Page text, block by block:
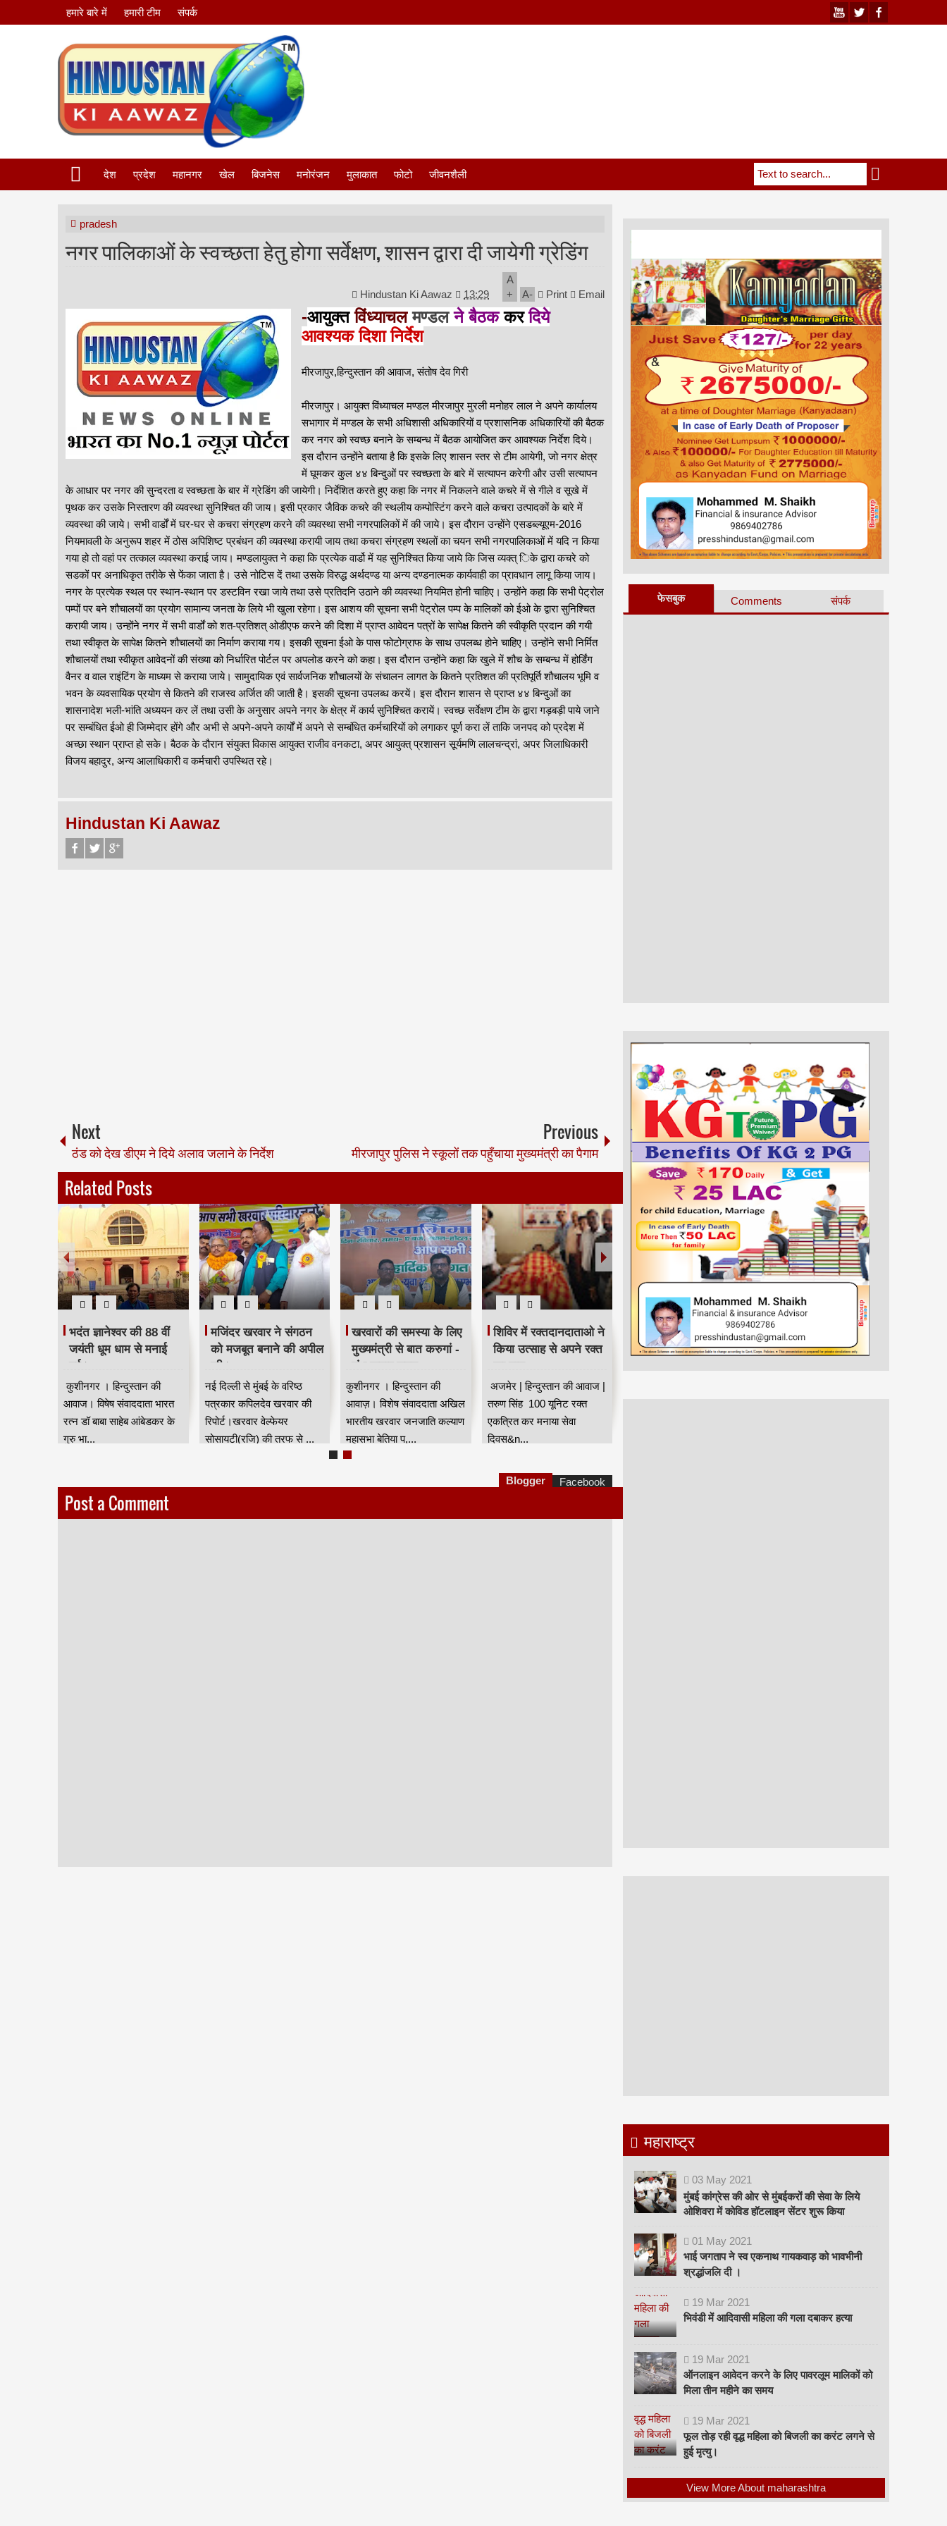
हमारे बारे में हमारी टीम संपर्क
देश प्रदेश महानगर खेल बिजनेस मनोरंजन मुलाकात फोटो जीवनशैली
pradesh
नगर पालिकाओं के स्वच्छता हेतु होगा सर्वेक्षण, शासन द्वारा दी जायेगी ग्रेडिंग
Hindustan Ki Aawaz 13:29
A
+
A- Print Email
-आयुक्तविंध्याचलमण्डल ने बैठककरदिये
आवश्यक दिशा निर्देश
मीरजापुर,हिन्दुस्तान की आवाज, संतोष देव गिरी
मीरजापुर। आयुक्त विंध्याचल मण्डल मीरजापुर मुरली मनोहर लाल ने अपने कार्यालय
सभागार में मण्डल के सभी अधिशासी अधिकारियों व प्रशासनिक अधिकारियों की बैठक
कर नगर को स्वच्छ बनाने के सम्बन्ध में बैठक आयोजित कर आवश्यक निर्देश दिये।
इस दौरान उन्होंने बताया है कि इसके लिए शासन स्तर से टीम आयेगी, जो नगर क्षेत्र
में घूमकर कुल ४४ बिन्दुओं पर स्वच्छता के बारे में सत्यापन करेगी और उसी सत्यापन
के आधार पर नगर की सुन्दरता व स्वच्छता के बार में ग्रेडिंग की जायेगी। निर्देशित करते हुए कहा कि नगर में निकलने वाले कचरे में से गीले व सूखे में
पृथक कर उसके निस्तारण की व्यवस्था सुनिश्चित की जाय। इसी प्रकार जैविक कचरे की स्थलीय कम्पोस्टिंग करने वाले कचरा उत्पादकों के बारे में
व्यवस्था की जाये। सभी वार्डों में घर-घर से कचरा संग्रहण करने की व्यवस्था सभी नगरपालिकों में की जाये। इस दौरान उन्होंने एसडब्ल्यूएम-2016
नियमावली के अनुरूप शहर में ठोस अपिशिष्ट प्रबंधन की व्यवस्था करायी जाय तथा कचरा संग्रहण स्थलों का चयन सभी नगरपालिकाओं में यदि न किया
गया हो तो वहां पर तत्काल व्यवस्था कराई जाय। मण्डलायुक्त ने कहा कि प्रत्येक वार्डो में यह सुनिश्चित किया जाये कि जिस व्यक्त् िके द्वारा कचरे को
सडकों पर अनाधिकृत तरीके से फेंका जाता है। उसे नोटिस दें तथा उसके विरुद्ध अर्थदण्ड या अन्य दण्डनात्मक कार्यवाही का प्रावधान लागू किया जाय।
नगर के प्रत्येक स्थल पर स्थान-स्थान पर डस्टविन रखा जाये तथा उसे प्रतिदनि उठाने की व्यवस्था नियमित होनी चाहिए। उन्होंने कहा कि सभी पेट्रोल
पम्पों पर बने शौचालयों का प्रयोग सामान्य जनता के लिये भी खुला रहेगा। इस आशय की सूचना सभी पेट्रोल पम्प के मालिकों को ईओ के द्वारा सुनिश्चित
करायी जाय। उन्होंने नगर में सभी वार्डों को शत-प्रतिशत् ओडीएफ करने की दिशा में प्राप्त आवेदन पत्रों के सापेक्ष कितने की स्वीकृति प्रदान की गयी
तथा स्वीकृत के सापेक्ष कितने शौचालयों का निर्माण कराया गय। इसकी सूचना ईओ के पास फोटोग्राफ के साथ उपलब्ध होने चाहिए। उन्होंने सभी निर्मित
शौचालयों तथा स्वीकृत आवेदनों की संख्या को निर्धारित पोर्टल पर अपलोड करने को कहा। इस दौरान उन्होंने कहा कि खुले में शौच के सम्बन्ध में होर्डिंग
वैनर व वाल राइंटिंग के माध्यम से कराया जाये। सामुदायिक एवं सार्वजनिक शौचालयों के संचालन लागत के कितने प्रतिशत की प्रतिपूर्ति शौचालय भूमि व
भवन के व्यवसायिक प्रयोग से कितने की राजस्व अर्जित की जाती है। इसकी सूचना उपलब्ध करयें। इस दौरान शासन से प्राप्त ४४ बिन्दुओं का
शासनादेश भली-भांति अध्ययन कर लें तथा उसी के अनुसार अपने नगर के क्षेत्र में कार्य सुनिश्चित करायें। स्वच्छ सर्वेक्षण टीम के द्वारा गड़बड़ी पाये जाने
पर सम्बंधित ईओ ही जिम्मेदार होंगे और अभी से अपने-अपने कार्यों में अपने से सम्बंधित कर्मचारियों को लगाकर पूर्ण करा लें ताकि जनपद को प्रदेश में
अच्छा स्थान प्राप्त हो सके। बैठक के दौरान संयुक्त विकास आयुक्त राजीव वनकटा, अपर आयुक्त् प्रशासन सूर्यमणि लालचन्द्रां, अपर जिलाधिकारी
विजय बहादुर, अन्य आलाधिकारी व कर्मचारी उपस्थित रहे।
Hindustan Ki Aawaz
Next
ठंड को देख डीएम ने दिये अलाव जलाने के निर्देश
Previous
मीरजापुर पुलिस ने स्कूलों तक पहुँचाया मुख्यमंत्री का पैगाम
Related Posts
भदंत ज्ञानेश्वर की 88 वीं
जयंती धूम धाम से मनाई
गई।
कुशीनगर । हिन्दुस्तान की
आवाज। विषेष संवाददाता भारत
रत्न डॉ बाबा साहेब आंबेडकर के
गुरु भा...
मजिंदर खरवार ने संगठन
को मजबूत बनाने की अपील
की।
नई दिल्ली से मुंबई के वरिष्ठ
पत्रकार कपिलदेव खरवार की
रिपोर्ट।खरवार वेल्फेयर
सोसायटी(रजि) की तरफ से ...
खरवारों की समस्या के लिए
मुख्यमंत्री से बात करुगां -
शंभू कुमार सुमन
कुशीनगर । हिन्दुस्तान की
आवाज़। विशेष संवाददाता अखिल
भारतीय खरवार जनजाति कल्याण
महासभा बेतिया प,...
शिविर में रक्तदानदाताओ ने
किया उत्साह से अपने रक्त
का दान
अजमेर | हिन्दुस्तान की आवाज |
तरुण सिंह 100 यूनिट रक्त
एकत्रित कर मनाया सेवा
दिवस&n...
Post a Comment
Blogger Facebook
फेसबुक Comments संपर्क
महाराष्ट्र
03 May 2021
मुंबई कांग्रेस की ओर से मुंबईकरों की सेवा के लिये
ओशिवरा में कोविड हॉटलाइन सेंटर शुरू किया
01 May 2021
भाई जगताप ने स्व एकनाथ गायकवाड़ को भावभीनी
श्रद्धांजलि दी ।
19 Mar 2021
भिवंडी में आदिवासी महिला की गला दबाकर हत्या
19 Mar 2021
ऑनलाइन आवेदन करने के लिए पावरलूम मालिकों को
मिला तीन महीने का समय
19 Mar 2021
फूल तोड़ रही वृद्ध महिला को बिजली का करंट लगने से
हुई मृत्यु।
View More About maharashtra